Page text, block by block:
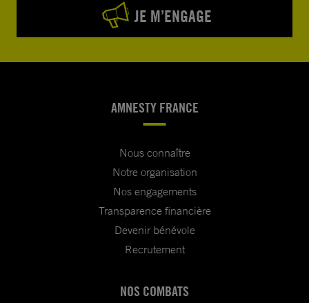
JE M’ENGAGE
AMNESTY FRANCE
Nous connaître
Notre organisation
Nos engagements
Transparence financière
Devenir bénévole
Recrutement
NOS COMBATS